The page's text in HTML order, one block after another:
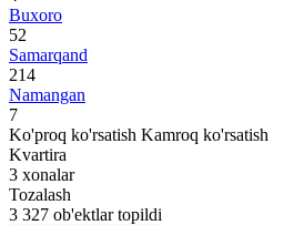
Buxoro
52
Samarqand
214
Namangan
7
Ko'proq ko'rsatish Kamroq ko'rsatish
Kvartira
3 xonalar
Tozalash
3 327 ob'ektlar topildi